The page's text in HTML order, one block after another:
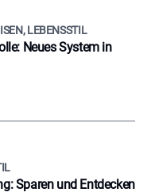
LEBENSSTIL
Neues System in
Sparen und Entdecken